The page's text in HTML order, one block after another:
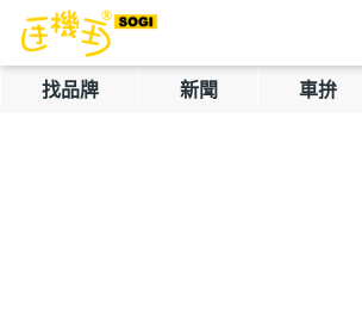
找品牌 新聞 車拚